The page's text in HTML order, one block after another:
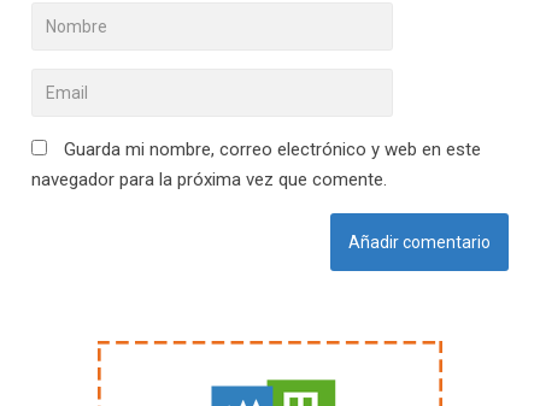
Guarda mi nombre, correo electrónico y web en este
navegador para la próxima vez que comente.